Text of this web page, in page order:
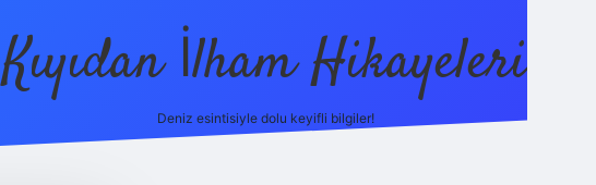
Kıyıdan İlham Hikayeleri
Deniz esintisiyle dolu keyifli bilgiler!